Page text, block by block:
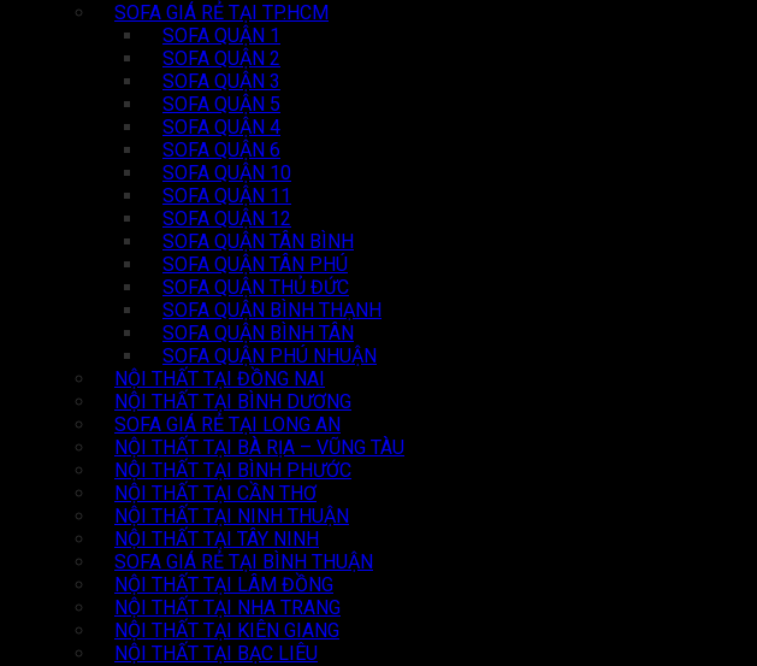
SOFA GIÁ RẺ TẠI TP.HCM
SOFA QUẬN 1
SOFA QUẬN 2
SOFA QUẬN 3
SOFA QUẬN 5
SOFA QUẬN 4
SOFA QUẬN 6
SOFA QUẬN 10
SOFA QUẬN 11
SOFA QUẬN 12
SOFA QUẬN TÂN BÌNH
SOFA QUẬN TÂN PHÚ
SOFA QUẬN THỦ ĐỨC
SOFA QUẬN BÌNH THẠNH
SOFA QUẬN BÌNH TÂN
SOFA QUẬN PHÚ NHUẬN
NỘI THẤT TẠI ĐỒNG NAI
NỘI THẤT TẠI BÌNH DƯƠNG
SOFA GIÁ RẺ TẠI LONG AN
NỘI THẤT TẠI BÀ RỊA – VŨNG TÀU
NỘI THẤT TẠI BÌNH PHƯỚC
NỘI THẤT TẠI CẦN THƠ
NỘI THẤT TẠI NINH THUẬN
NỘI THẤT TẠI TÂY NINH
SOFA GIÁ RẺ TẠI BÌNH THUẬN
NỘI THẤT TẠI LÂM ĐỒNG
NỘI THẤT TẠI NHA TRANG
NỘI THẤT TẠI KIÊN GIANG
NỘI THẤT TẠI BẠC LIÊU